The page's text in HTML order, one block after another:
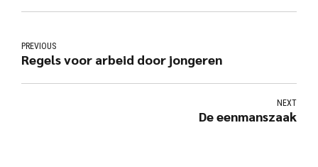
PREVIOUS
Regels voor arbeid door jongeren
NEXT
De eenmanszaak